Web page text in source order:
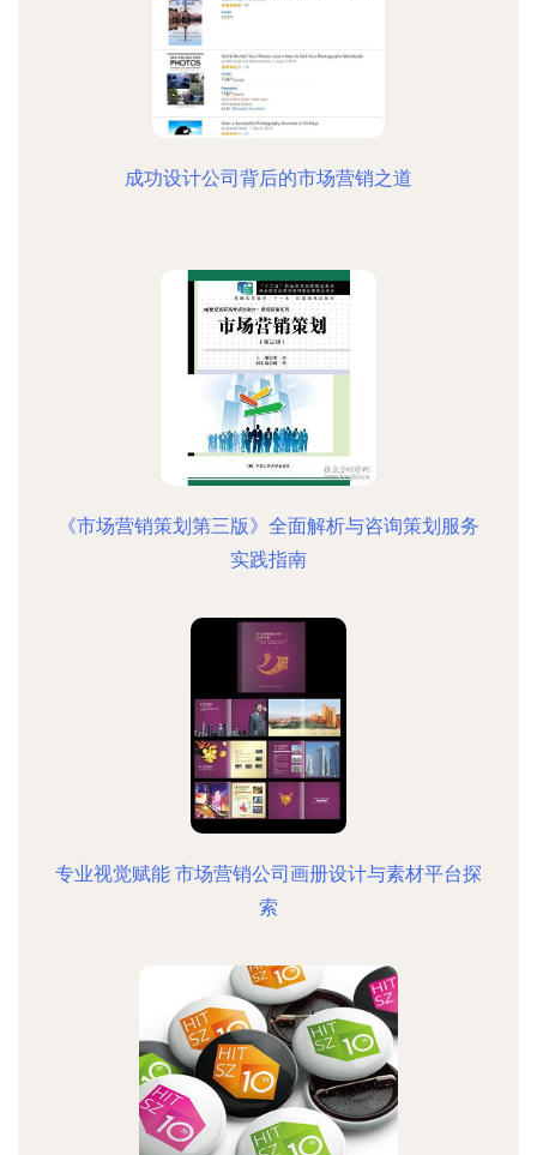
成功设计公司背后的市场营销之道
《市场营销策划第三版》全面解析与咨询策划服务
实践指南
专业视觉赋能 市场营销公司画册设计与素材平台探
索